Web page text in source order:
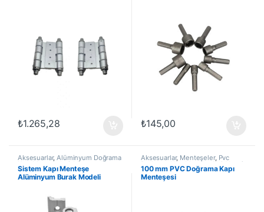
₺1.265,28 ₺145,00
Aksesuarlar,Alüminyum Doğrama
Kapı Menteşeleri Menteşeler
Yapı / İnşaat Ürünleri
Sistem Kapı Menteşe
Alüminyum Burak Modeli
Aksesuarlar, Menteşeler, Pvc
Doğrama Kapı Menteşeleri, Yapı /
İnşaat Ürünleri
100 mm PVC Doğrama Kapı
Menteşesi